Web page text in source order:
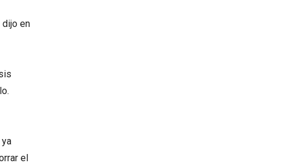
dijo en
el